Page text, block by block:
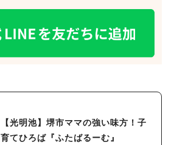
【光明池】堺市ママの強い味方！子
育てひろば『ふたばるーむ』